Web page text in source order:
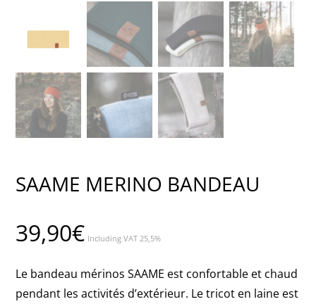
SAAME MERINO BANDEAU
39,90€ Including VAT 25,5%
Le bandeau mérinos SAAME est confortable et chaud
pendant les activités d’extérieur. Le tricot en laine est